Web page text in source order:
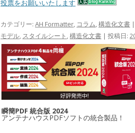
投票をお願いいたします
カテゴリー: AH Formatter コラム 構造化文書
モデル スタイルシート 構造化文書 | 投稿日:
瞬簡PDF 統合版 2024
アンテナハウスPDFソフトの統合製品！